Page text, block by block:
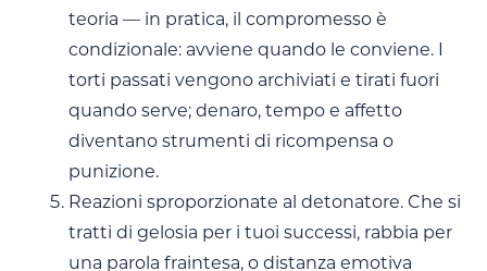
teoria — in pratica, il compromesso è
condizionale: avviene quando le conviene. I
torti passati vengono archiviati e tirati fuori
quando serve; denaro, tempo e affetto
diventano strumenti di ricompensa o
punizione.
Reazioni sproporzionate al detonatore. Che si
tratti di gelosia per i tuoi successi, rabbia per
una parola fraintesa, o distanza emotiva